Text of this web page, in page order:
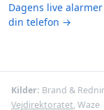
Dagens live
din telefon →
Kilder: Brand &
Vejdirektoratet, Waze